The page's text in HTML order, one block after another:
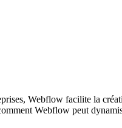
Webflow facilite la
Webflow peut